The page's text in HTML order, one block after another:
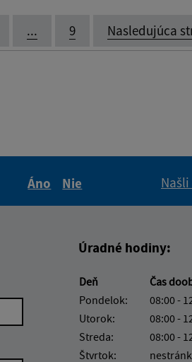
... 9 Nasledujúca
Áno
Nie
Úradné hodiny:
Deň Čas
Pondelok:
08:00 -
Utorok:
08:00 -
Streda:
08:00 -
Štvrtok: